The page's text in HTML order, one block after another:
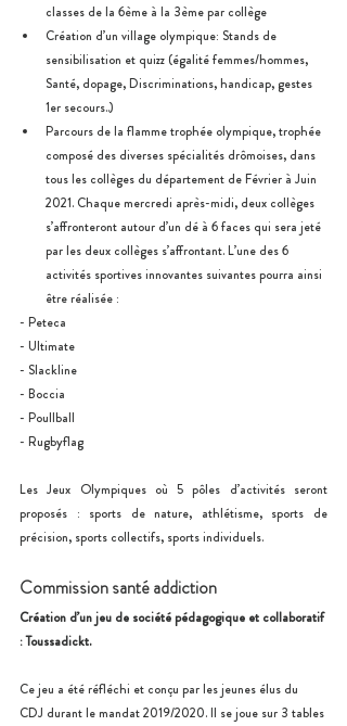
classes de la 6ème à la 3ème par collège
Création d’un village olympique: Stands de
sensibilisation et quizz (égalité femmes/hommes,
Santé, dopage, Discriminations, handicap, gestes
1er secours..)
Parcours de la flamme trophée olympique, trophée
composé des diverses spécialités drômoises, dans
tous les collèges du département de Février à Juin
2021. Chaque mercredi après-midi, deux collèges
s’affronteront autour d’un dé à 6 faces qui sera jeté
par les deux collèges s’affrontant. L’une des 6
activités sportives innovantes suivantes pourra ainsi
être réalisée :
- Peteca
- Ultimate
- Slackline
- Boccia
- Poullball
- Rugbyflag
Les Jeux Olympiques où 5 pôles d’activités seront
proposés : sports de nature, athlétisme, sports de
précision, sports collectifs, sports individuels.
Commission santé addiction
Création d’un jeu de société pédagogique et collaboratif
: Toussadickt.
Ce jeu a été réfléchi et conçu par les jeunes élus du
CDJ durant le mandat 2019/2020. Il se joue sur 3 tables